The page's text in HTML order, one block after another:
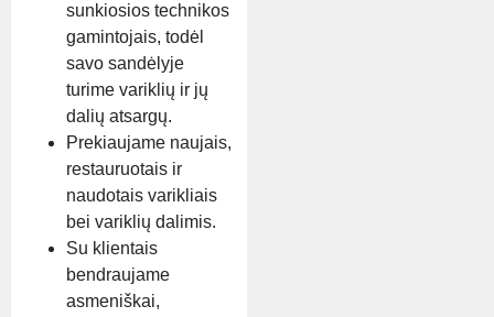
sunkiosios technikos
gamintojais, todėl
savo sandėlyje
turime variklių ir jų
dalių atsargų.
Prekiaujame naujais,
restauruotais ir
naudotais varikliais
bei variklių dalimis.
Su klientais
bendraujame
asmeniškai,